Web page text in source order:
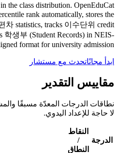
the class distribution. OpenEduCat
rank automatically, stores the
statistics, tracks 이수단위 credit
학생부 (Student Records) in NEIS-
format for university admission.
ابدأ مجانًاتحدث مع مستشار
مقاييس التقدير
لا حاجة للإعداد اليدوي.
الدرجة
النقاط
/
النطاق